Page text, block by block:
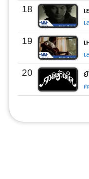
18
19
20